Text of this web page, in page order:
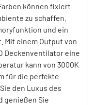
können fixiert
zu schaffen.
und ein
Mit einem Output von
Deckenventilator eine
kann von 3000K
für die perfekte
den Luxus des
genießen Sie